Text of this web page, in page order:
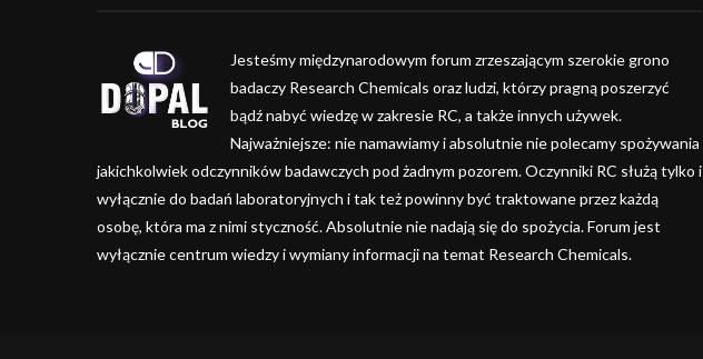
Jesteśmy międzynarodowym forum zrzeszającym szerokie grono
badaczy Research Chemicals oraz ludzi, którzy pragną poszerzyć
bądź nabyć wiedzę w zakresie RC, a także innych używek.
Najważniejsze: nie namawiamy i absolutnie nie polecamy spożywania
jakichkolwiek odczynników badawczych pod żadnym pozorem. Oczynniki RC służą tylko i
wyłącznie do badań laboratoryjnych i tak też powinny być traktowane przez każdą
osobę, która ma z nimi styczność. Absolutnie nie nadają się do spożycia. Forum jest
wyłącznie centrum wiedzy i wymiany informacji na temat Research Chemicals.